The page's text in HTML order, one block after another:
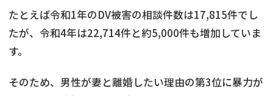
たとえば令和1年のDV被害の相談件数は17,815件でし
たが、令和4年は22,714件と約5,000件も増加していま
す。
そのため、男性が妻と離婚したい理由の第3位に暴力が